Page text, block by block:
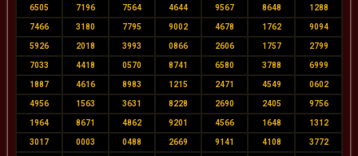
6505 7196 7564 4644 9567 8648 1288
7466 3180 7795 9002 4678 1762 9094
5926 2018 3993 0866 2606 1757 2799
7033 4418 0570 8741 6580 3788 6999
1887 4616 8983 1215 2471 4549 0602
4956 1563 3631 8228 2690 2405 9756
1964 8671 4862 9201 4566 1648 1312
3017 0003 0488 2669 9141 4108 3772